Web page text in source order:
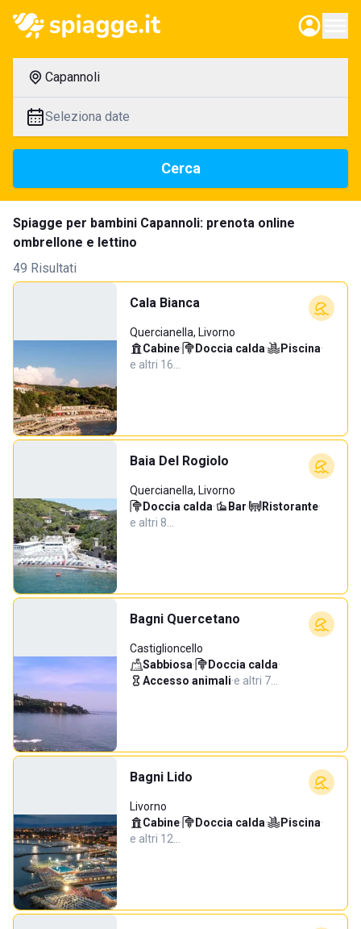
Capannoli
Seleziona date
Cerca
Spiagge per bambini Capannoli: prenota online
ombrellone e lettino
49 Risultati
Cala Bianca
Quercianella, Livorno
Cabine· Doccia calda· Piscina·
e altri 16…
Baia Del Rogiolo
Quercianella, Livorno
Doccia calda· Bar· Ristorante·
e altri 8…
Bagni Quercetano
Castiglioncello
Sabbiosa· Doccia calda·
Accesso animali·e altri 7…
Bagni Lido
Livorno
Cabine· Doccia calda· Piscina·
e altri 12…